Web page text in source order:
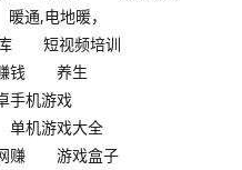
暖通,电地暖，
短视频培训
钱
养生
手机游戏
单机游戏大全
赚
游戏盒子